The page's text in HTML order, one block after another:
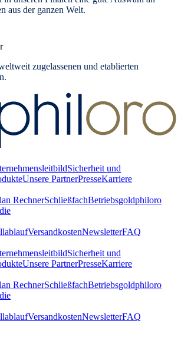
aus der ganzen Welt.
zugelassenen und etablierten
Sicherheit und
Unsere PartnerPresseKarriere
RechnerSchließfachBetriebsgoldphiloro
VersandkostenNewsletterFAQ
Sicherheit und
Unsere PartnerPresseKarriere
RechnerSchließfachBetriebsgoldphiloro
VersandkostenNewsletterFAQ